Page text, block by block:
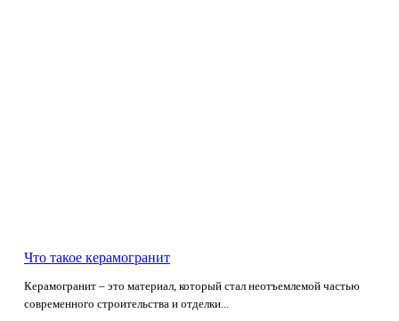
Что такое керамогранит
Керамогранит – это материал, который стал неотъемлемой частью
современного строительства и отделки...